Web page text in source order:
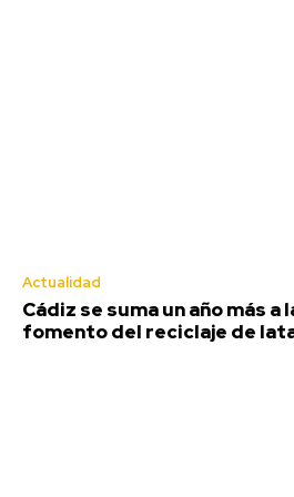
Actualidad
Cádiz se suma un año más a
fomento del reciclaje de